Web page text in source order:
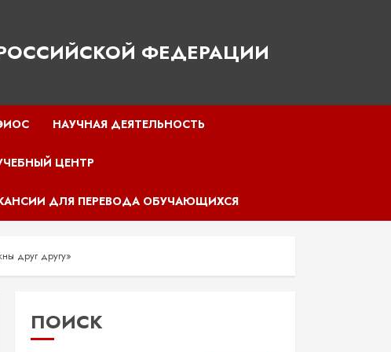
ФЕДЕРАЦИИ
НАУЧНАЯ ДЕЯТЕЛЬНОСТЬ
ЦЕНТР
ДЛЯ ПЕРЕВОДА ОБУЧАЮЩИХСЯ
друг другу»
ПОИСК